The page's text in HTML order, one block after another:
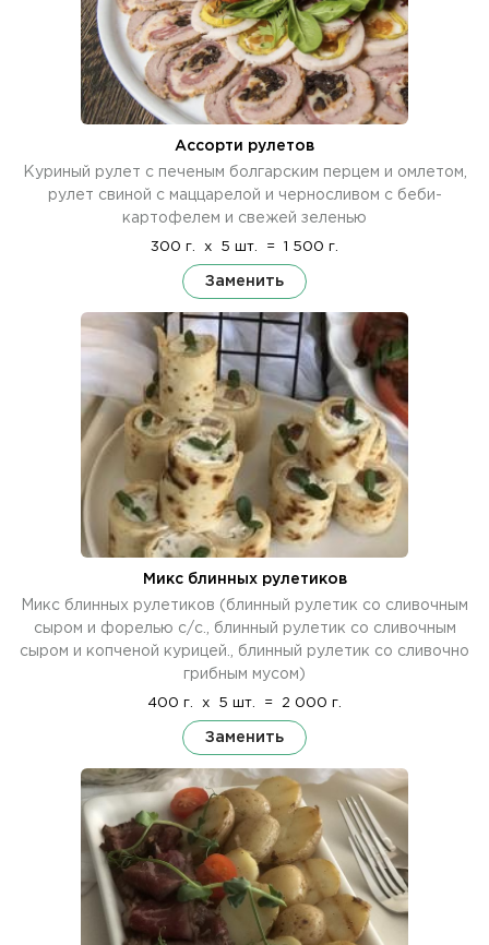
Ассорти рулетов
Куриный рулет с печеным болгарским перцем и омлетом,
рулет свиной с маццарелой и черносливом с беби-
картофелем и свежей зеленью
300 г. x 5 шт. = 1 500 г.
Заменить
Микс блинных рулетиков
Микс блинных рулетиков (блинный рулетик со сливочным
сыром и форелью с/с., блинный рулетик со сливочным
сыром и копченой курицей., блинный рулетик со сливочно
грибным мусом)
400 г. x 5 шт. = 2 000 г.
Заменить